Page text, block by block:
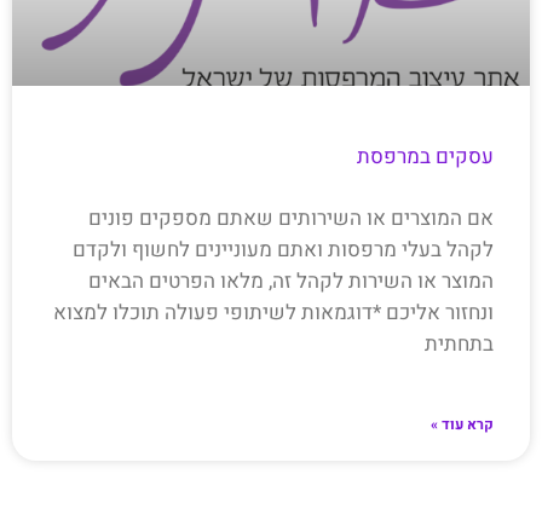
עסקים במרפסת
אם המוצרים או השירותים שאתם מספקים פונים
לקהל בעלי מרפסות ואתם מעוניינים לחשוף ולקדם
המוצר או השירות לקהל זה, מלאו הפרטים הבאים
ונחזור אליכם *דוגמאות לשיתופי פעולה תוכלו למצוא
בתחתית
קרא עוד »